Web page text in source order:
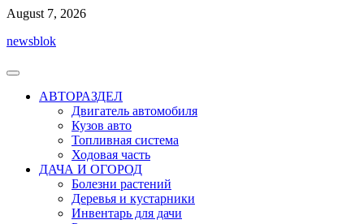
Перейти
содержимому
August 7, 2026
newsblok
АВТОРАЗДЕЛ
Двигатель автомобиля
Кузов авто
Топливная система
Ходовая часть
ДАЧА И ОГОРОД
Болезни растений
Деревья и кустарники
Инвентарь для дачи